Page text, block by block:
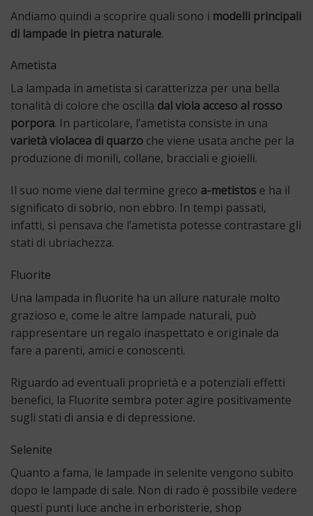
Andiamo quindi a scoprire quali sono i modelli principali
di lampade in pietra naturale.
Ametista
La lampada in ametista si caratterizza per una bella
tonalità di colore che oscilla dal viola acceso al rosso
porpora. In particolare, l’ametista consiste in una
varietà violacea di quarzo che viene usata anche per la
produzione di monili, collane, bracciali e gioielli.
Il suo nome viene dal termine greco a-metistos e ha il
significato di sobrio, non ebbro. In tempi passati,
infatti, si pensava che l’ametista potesse contrastare gli
stati di ubriachezza.
Fluorite
Una lampada in fluorite ha un allure naturale molto
grazioso e, come le altre lampade naturali, può
rappresentare un regalo inaspettato e originale da
fare a parenti, amici e conoscenti.
Riguardo ad eventuali proprietà e a potenziali effetti
benefici, la Fluorite sembra poter agire positivamente
sugli stati di ansia e di depressione.
Selenite
Quanto a fama, le lampade in selenite vengono subito
dopo le lampade di sale. Non di rado è possibile vedere
questi punti luce anche in erboristerie, shop